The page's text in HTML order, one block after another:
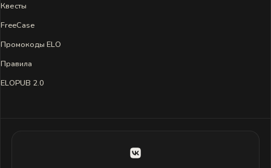
Квесты
FreeCase
Промокоды ELO
Правила
ELOPUB 2.0